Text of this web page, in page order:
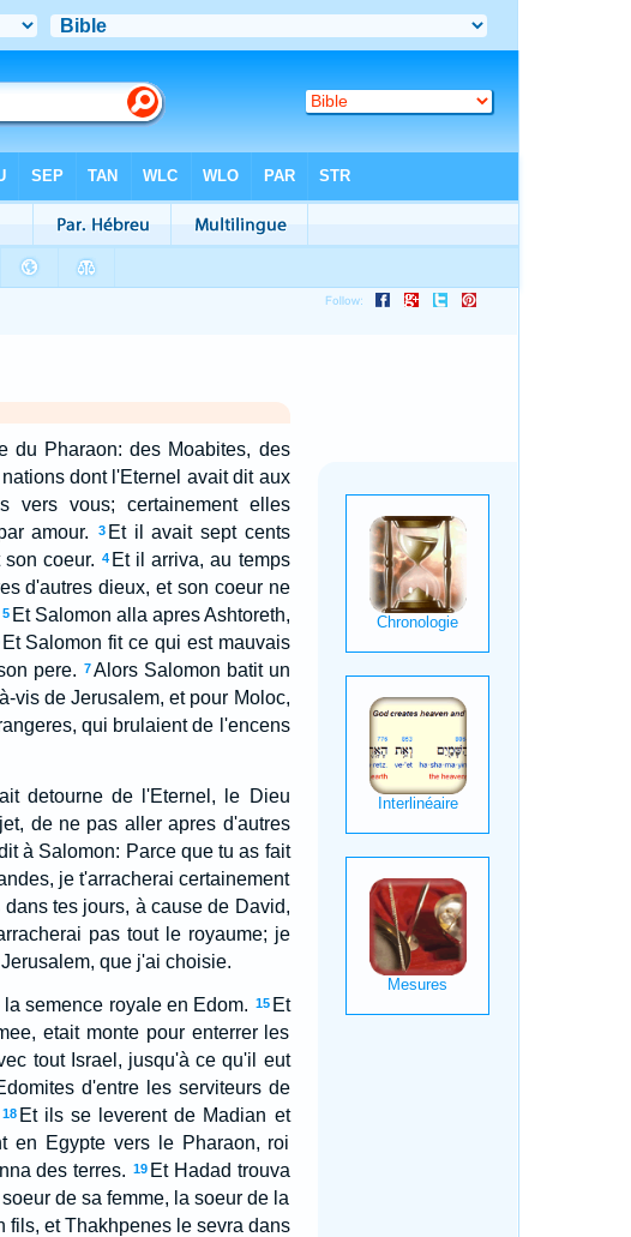
du Pharaon: des Moabites, des
dont l'Eternel avait dit aux
vers vous; certainement elles
amour.
3 Et il avait sept cents
coeur.
4 Et il arriva, au temps
d'autres dieux, et son coeur ne
5 Et Salomon alla apres Ashtoreth,
Et Salomon fit ce qui est mauvais
pere. 7Alors Salomon batit un
vis de Jerusalem, et pour Moloc,
qui brulaient de l'encens
detourne de l'Eternel, le Dieu
de ne pas aller apres d'autres
à Salomon: Parce que tu as fait
je t'arracherai certainement
tes jours, à cause de David,
pas tout le royaume; je
que j'ai choisie.
semence royale en Edom. 15 Et
etait monte pour enterrer les
tout Israel, jusqu'à ce qu'il eut
d'entre les serviteurs de
18 Et ils se leverent de Madian et
en Egypte vers le Pharaon, roi
des terres. 19 Et Hadad trouva
de sa femme, la soeur de la
fils, et Thakhpenes le sevra dans